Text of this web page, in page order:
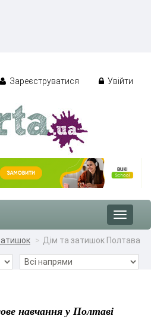
Зареєструватися Увійти
Toggle
Дім та затишок Полтава
навчання у Полтаві